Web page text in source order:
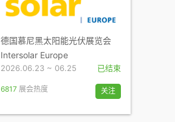
德国慕尼黑太阳能光伏展览会
Intersolar Europe
2026.06.23 ~ 06.25 已结束
6817 展会热度 关注